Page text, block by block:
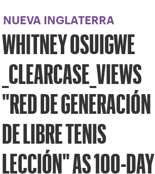
NUEVA INGLATERRA
WHITNEY OSUIGWE
_CLEARCASE_VIEWS
"RED DE GENERACIÓN
DE LIBRE TENIS
LECCIÓN" AS 100-DAY